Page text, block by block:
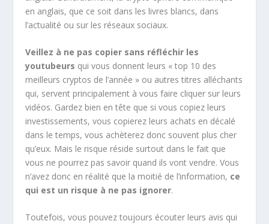
en anglais, que ce soit dans les livres blancs, dans
l’actualité ou sur les réseaux sociaux.
Veillez à ne pas copier sans réfléchir les
youtubeurs qui vous donnent leurs « top 10 des
meilleurs cryptos de l’année » ou autres titres alléchants
qui, servent principalement à vous faire cliquer sur leurs
vidéos. Gardez bien en tête que si vous copiez leurs
investissements, vous copierez leurs achats en décalé
dans le temps, vous achèterez donc souvent plus cher
qu’eux. Mais le risque réside surtout dans le fait que
vous ne pourrez pas savoir quand ils vont vendre. Vous
n’avez donc en réalité que la moitié de l’information, ce
qui est un risque à ne pas ignorer.
Toutefois, vous pouvez toujours écouter leurs avis qui